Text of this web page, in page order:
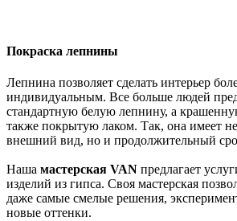
Покраска лепнины
Лепнина позволяет сделать интерьер
индивидуальным. Все больше людей
стандартную белую лепнину, а
также покрытую лаком. Так, она имеет
внешний вид, но и продолжительный
Наша мастерская VAN предлагает
изделий из гипса. Своя мастерская
даже самые смелые решения,
новые оттенки.